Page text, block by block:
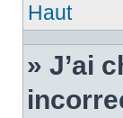
Haut
» J’ai